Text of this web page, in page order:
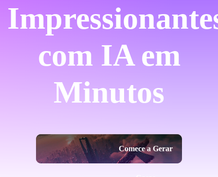
com IA em
Minutos
Comece a Gerar